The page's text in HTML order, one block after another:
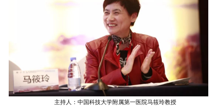
主持人：中国科技大学附属第一医院马筱玲教授